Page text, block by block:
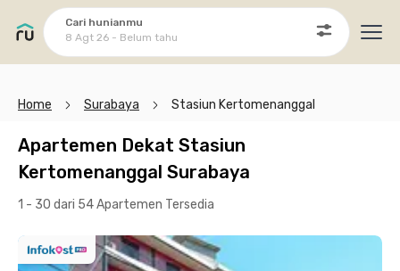
Cari hunianmu
8 Agt 26 - Belum tahu
Home Surabaya Stasiun Kertomenanggal
Apartemen Dekat Stasiun
Kertomenanggal Surabaya
1 - 30 dari 54 Apartemen Tersedia